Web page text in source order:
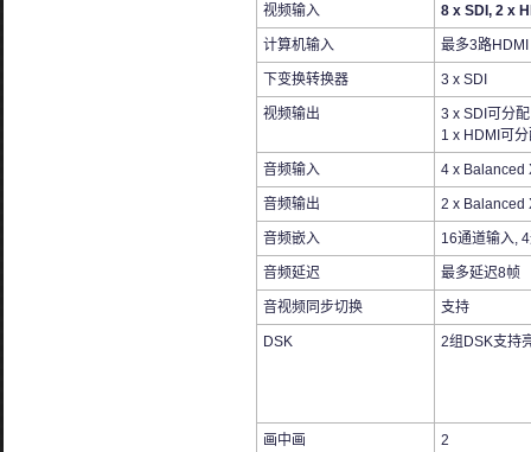
视频输入 8 x SDI, 2 x
计算机输入 最多3路HDMI
下变换转换器 3 x SDI
视频输出
3 x SDI可分
1 x HDMI可
音频输入 4 x Balanced
音频输出 2 x Balanced
音频嵌入 16通道输入,
音频延迟 最多延迟8帧
音视频同步切换 支持
DSK 2组DSK支持
画中画 2